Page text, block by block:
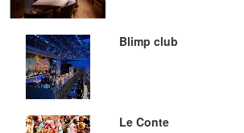
Blimp club
Le Conte